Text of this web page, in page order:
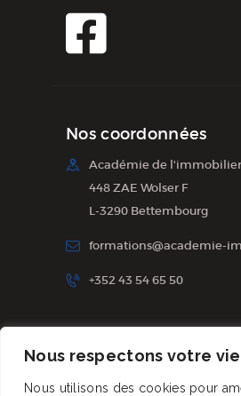
Nous respectons votre
Nous utilisons des cookies pour
Nos coordonnées
Académie de l'immobilier
448 ZAE Wolser F
L-3290 Bettembourg
formations@academie-
+352 43 54 65 50